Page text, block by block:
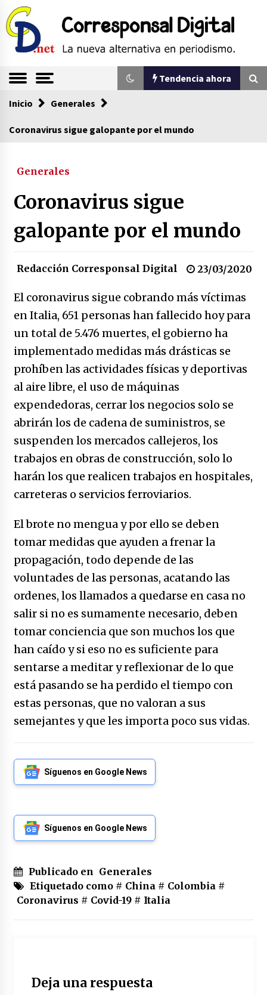
Saltar
al
contenido
Corresponsal
Digital
La nueva alternativa en periodismo
Tendencia ahora
Tendencia ahora
Se eligen los supuestos futuros roedores del
congreso en Colombia
08/03/2026
17/01/2026
Irán, donde están los pinches grupos
feministas
16/01/2026
Medellín necesita gobernantes con sentido
de pertenencia
15/01/2026
Falcao regresa con el rabo entre las patas
07/01/2026
Captura de Maduro, donde manda capitán,
no manda marinero.
04/01/2026
Otro regalo navideño de Petrosky, al caído
caerle
31/12/2025
Que sea un hecho el decreto que quita prima
de servicios a honorables zánganos
31/12/2025
El aumento del mínimo causa escozor en
pueblo colombiano
31/12/2025
Atlético Nacional se quedó con laCopa
Colombia 2025
17/12/2025
16/12/2025
Inicio Generales
Coronavirus sigue galopante por el mundo
Generales
Coronavirus sigue
galopante por el mundo
Redacción Corresponsal Digital 23/03/2020
El coronavirus sigue cobrando más víctimas
en Italia, 651 personas han fallecido hoy para
un total de 5.476 muertes, el gobierno ha
implementado medidas más drásticas se
prohíben las actividades físicas y deportivas
al aire libre, el uso de máquinas
expendedoras, cerrar los negocios solo se
abrirán los de cadena de suministros, se
suspenden los mercados callejeros, los
trabajos en obras de construcción, solo lo
harán los que realicen trabajos en hospitales,
carreteras o servicios ferroviarios.
El brote no mengua y por ello se deben
tomar medidas que ayuden a frenar la
propagación, todo depende de las
voluntades de las personas, acatando las
ordenes, los llamados a quedarse en casa no
salir si no es sumamente necesario, deben
tomar conciencia que son muchos los que
han caído y si eso no es suficiente para
sentarse a meditar y reflexionar de lo que
está pasando se ha perdido el tiempo con
estas personas, que no valoran a sus
semejantes y que les importa poco sus vidas.
Síguenos en Google News
Síguenos en Google News
Publicado en Generales
Etiquetado como # China # Colombia #
Coronavirus # Covid-19# Italia
Deja una respuesta